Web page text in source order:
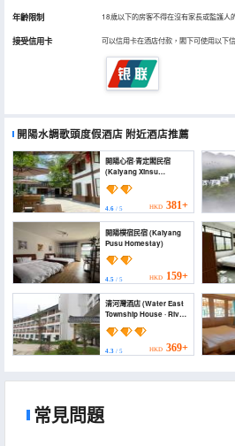
年齡限制 18歲以下的房客不得在沒有家長或監護人
接受信用卡 可以信用卡在酒店付款，閣下可使用以下
開陽水調歌頭度假酒店 附近酒店推薦
開陽心宿·青定閣民宿
(Kaiyang Xinsu
Qingdingge Homestay)
4.6 / 5 HKD 381+
開陽樸宿民宿 (Kaiyang
Pusu Homestay)
4.5 / 5 HKD 159+
清河灣酒店 (Water East
Township House · River
Bay Manor)
4.3 / 5 HKD 369+
常見問題